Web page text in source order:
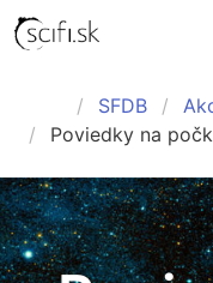
SFDB
Poviedky na